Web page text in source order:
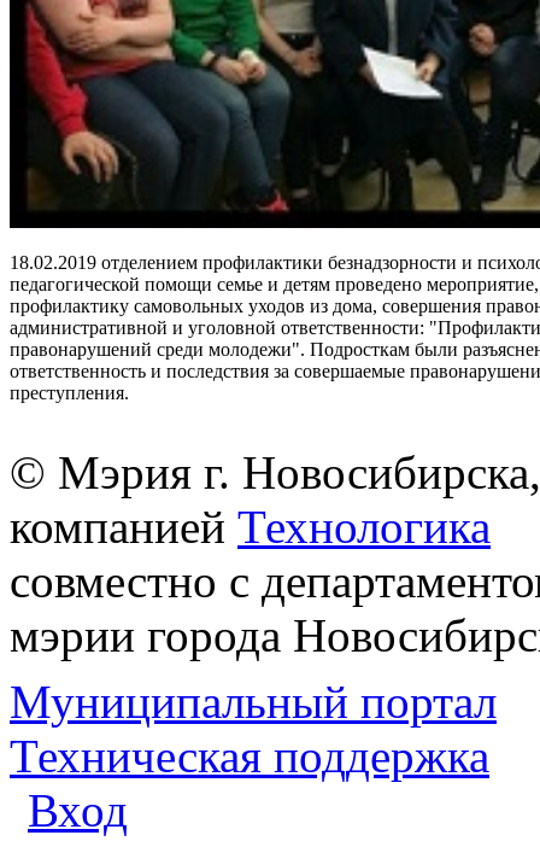
18.02.2019 отделением профилактики безнадзорности и
педагогической помощи семье и детям проведено
профилактику самовольных уходов из дома, совершения
административной и уголовной ответственности:
правонарушений среди молодежи". Подросткам были
ответственность и последствия за совершаемые
преступления.
© Мэрия г.
компанией Технологика
совместно с
мэрии города
Муниципальный портал
Техническая поддержка
Вход